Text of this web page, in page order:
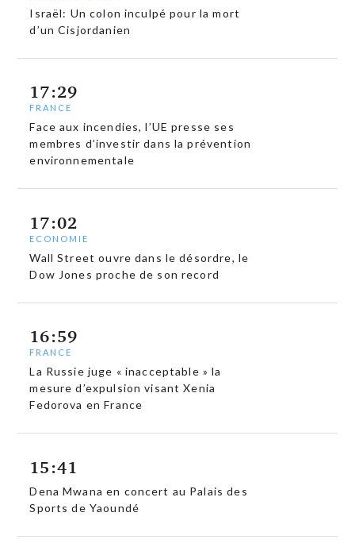
Israël: Un colon inculpé pour la mort
d’un Cisjordanien
17:29
FRANCE
Face aux incendies, l’UE presse ses
membres d’investir dans la prévention
environnementale
17:02
ECONOMIE
Wall Street ouvre dans le désordre, le
Dow Jones proche de son record
16:59
FRANCE
La Russie juge « inacceptable » la
mesure d’expulsion visant Xenia
Fedorova en France
15:41
Dena Mwana en concert au Palais des
Sports de Yaoundé